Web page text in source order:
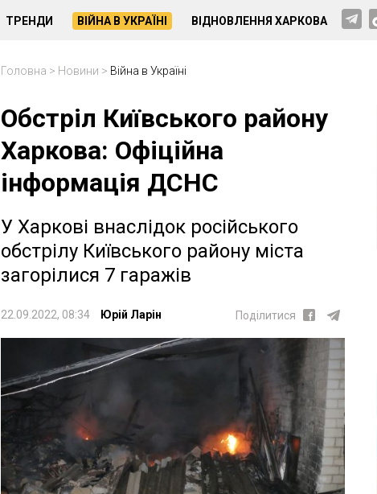
ТРЕНДИ ВІЙНА В УКРАЇНІ ВІДНОВЛЕННЯ ХАРКОВА
Головна > Новини > Війна в Україні
Обстріл Київського району
Харкова: Офіційна
інформація ДСНС
У Харкові внаслідок російського
обстрілу Київського району міста
загорілися 7 гаражів
22.09.2022, 08:34 Юрій Ларін Поділитися